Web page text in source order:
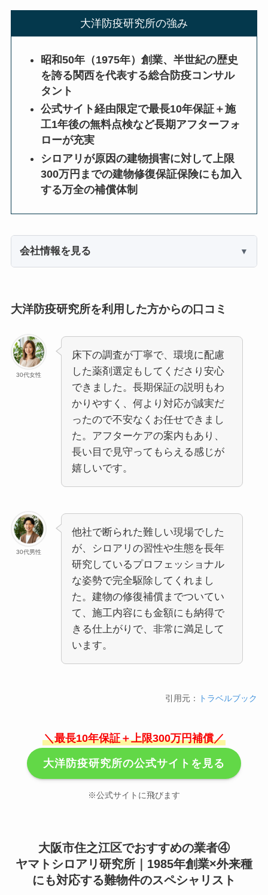
大洋防疫研究所の強み
昭和50年（1975年）創業、半世紀の歴史
を誇る関西を代表する総合防疫コンサル
タント
公式サイト経由限定で最長10年保証＋施
工1年後の無料点検など長期アフターフォ
ローが充実
シロアリが原因の建物損害に対して上限
300万円までの建物修復保証保険にも加入
する万全の補償体制
会社情報を見る
大洋防疫研究所を利用した方からの口コミ
30代女性
床下の調査が丁寧で、環境に配慮
した薬剤選定もしてくださり安心
できました。長期保証の説明もわ
かりやすく、何より対応が誠実だ
ったので不安なくお任せできまし
た。アフターケアの案内もあり、
長い目で見守ってもらえる感じが
嬉しいです。
30代男性
他社で断られた難しい現場でした
が、シロアリの習性や生態を長年
研究しているプロフェッショナル
な姿勢で完全駆除してくれまし
た。建物の修復補償までついてい
て、施工内容にも金額にも納得で
きる仕上がりで、非常に満足して
います。
引用元： トラベルブック
＼最長10年保証＋上限300万円補償／
大洋防疫研究所の公式サイトを見る
※公式サイトに飛びます
大阪市住之江区でおすすめの業者④
ヤマトシロアリ研究所｜1985年創業×外来種
にも対応する難物件のスペシャリスト